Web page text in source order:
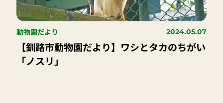
動物園だより 2024.05.07
【釧路市動物園だより】ワシとタカのちがい
「ノスリ」